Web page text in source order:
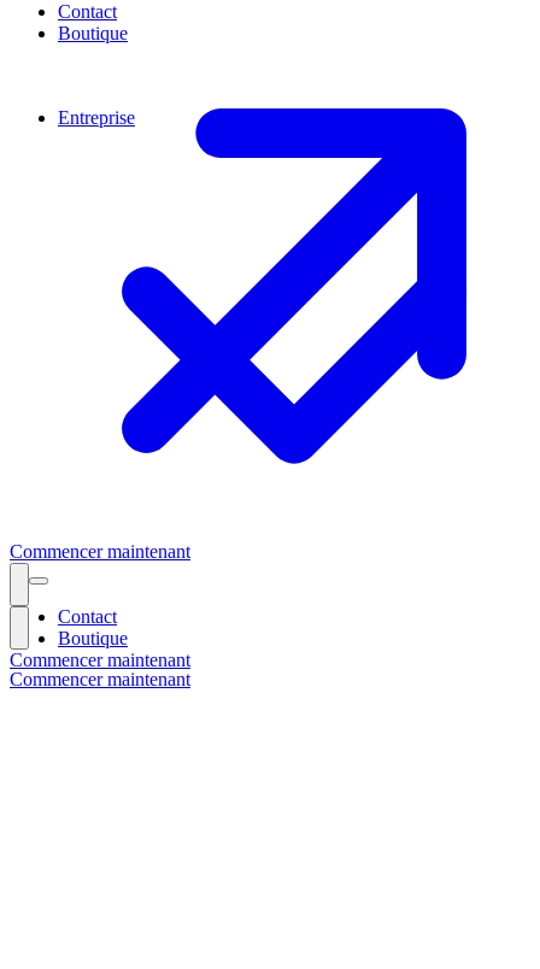
Contact
Boutique
Commencer maintenant
Commencer maintenant
Entreprise
Contact
Boutique
Commencer maintenant